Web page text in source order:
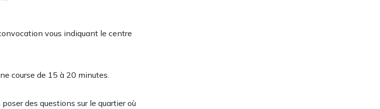
vous indiquant le centre
course de 15 à 20 minutes.
des questions sur le quartier où